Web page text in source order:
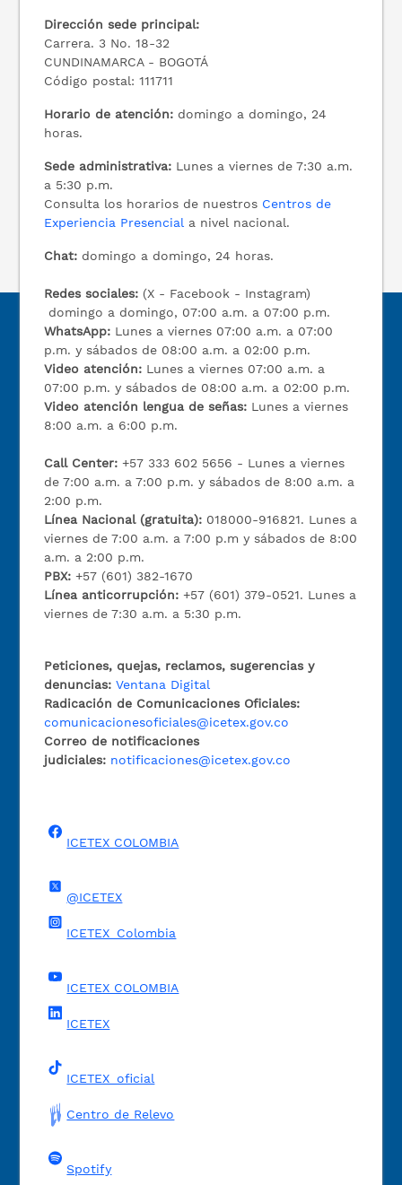
Dirección sede principal:
Carrera. 3 No. 18-32
CUNDINAMARCA - BOGOTÁ
Código postal: 111711
Horario de atención: domingo a domingo, 24
horas.
Sede administrativa: Lunes a viernes de 7:30 a.m.
a 5:30 p.m.
Consulta los horarios de nuestros Centros de
Experiencia Presencial a nivel nacional.
Chat: domingo a domingo, 24 horas.
Redes sociales: (X - Facebook - Instagram)
domingo a domingo, 07:00 a.m. a 07:00 p.m.
WhatsApp: Lunes a viernes 07:00 a.m. a 07:00
p.m. y sábados de 08:00 a.m. a 02:00 p.m.
Video atención: Lunes a viernes 07:00 a.m. a
07:00 p.m. y sábados de 08:00 a.m. a 02:00 p.m.
Video atención lengua de señas: Lunes a viernes
8:00 a.m. a 6:00 p.m.
Call Center:+57 333 602 5656 - Lunes a viernes
de 7:00 a.m. a 7:00 p.m. y sábados de 8:00 a.m. a
2:00 p.m.
Línea Nacional (gratuita): 018000-916821. Lunes a
viernes de 7:00 a.m. a 7:00 p.m y sábados de 8:00
a.m. a 2:00 p.m.
PBX:+57 (601) 382-1670
Línea anticorrupción:+57 (601) 379-0521. Lunes a
viernes de 7:30 a.m. a 5:30 p.m.
Peticiones, quejas, reclamos, sugerencias y
denuncias: Ventana Digital
Radicación de Comunicaciones Oficiales:
comunicacionesoficiales@icetex.gov.co
Correo de notificaciones
judiciales: notificaciones@icetex.gov.co
ICETEX COLOMBIA
@ICETEX
ICETEX_Colombia
ICETEX COLOMBIA
ICETEX
ICETEX_oficial
Centro de Relevo
Spotify